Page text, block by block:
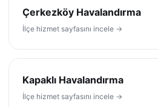
Çerkezköy Havalandırma
İlçe hizmet sayfasını incele →
Kapaklı Havalandırma
İlçe hizmet sayfasını incele →